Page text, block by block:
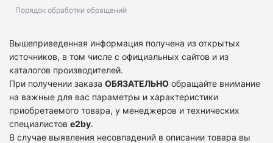
Порядок обработки обращений
Вышеприведенная информация получена из открытых
источников, в том числе с официальных сайтов и из
каталогов производителей.
При получении заказа ОБЯЗАТЕЛЬНО обращайте внимание
на важные для вас параметры и характеристики
приобретаемого товара, у менеджеров и технических
специалистов e2by.
В случае выявления несовпадений в описании товара вы